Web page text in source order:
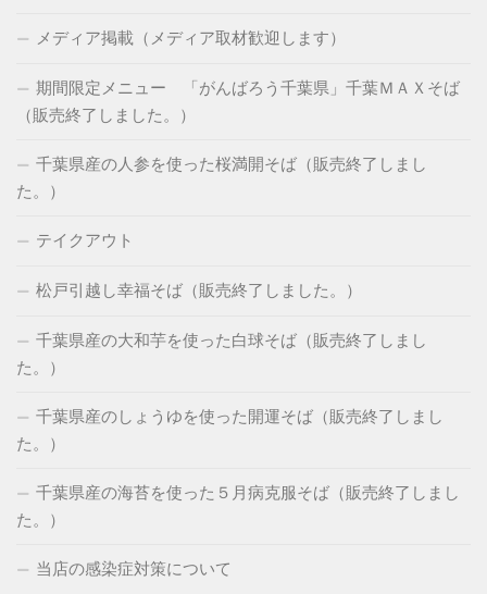
メディア掲載（メディア取材歓迎します）
期間限定メニュー 「がんばろう千葉県」千葉ＭＡＸそば
（販売終了しました。）
千葉県産の人参を使った桜満開そば（販売終了しまし
た。）
テイクアウト
松戸引越し幸福そば（販売終了しました。）
千葉県産の大和芋を使った白球そば（販売終了しまし
た。）
千葉県産のしょうゆを使った開運そば（販売終了しまし
た。）
千葉県産の海苔を使った５月病克服そば（販売終了しまし
た。）
当店の感染症対策について